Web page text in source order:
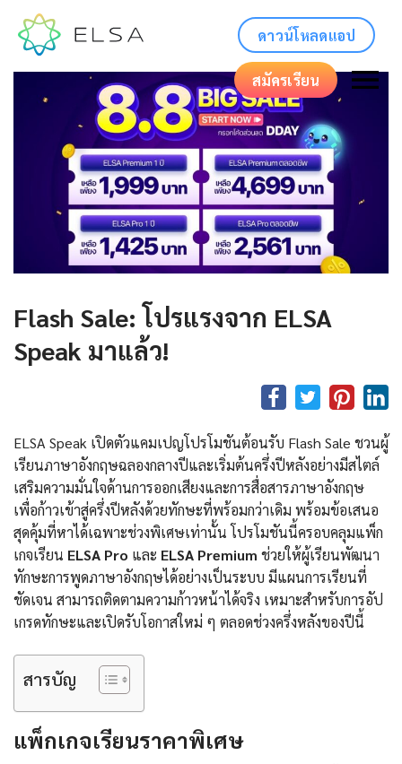
ดาวน์โหลดแอป
สมัครเรียน
Flash Sale: โปรแรงจาก ELSA
Speak มาแล้ว!
ELSA Speak เปิดตัวแคมเปญโปรโมชันต้อนรับ Flash Sale ชวนผู้
เรียนภาษาอังกฤษฉลองกลางปีและเริ่มต้นครึ่งปีหลังอย่างมีสไตล์
เสริมความมั่นใจด้านการออกเสียงและการสื่อสารภาษาอังกฤษ
เพื่อก้าวเข้าสู่ครึ่งปีหลังด้วยทักษะที่พร้อมกว่าเดิม พร้อมข้อเสนอ
สุดคุ้มที่หาได้เฉพาะช่วงพิเศษเท่านั้น โปรโมชันนี้ครอบคลุมแพ็ก
เกจเรียน ELSA Pro และ ELSA Premium ช่วยให้ผู้เรียนพัฒนา
ทักษะการพูดภาษาอังกฤษได้อย่างเป็นระบบ มีแผนการเรียนที่
ชัดเจน สามารถติดตามความก้าวหน้าได้จริง เหมาะสำหรับการอัป
เกรดทักษะและเปิดรับโอกาสใหม่ ๆ ตลอดช่วงครึ่งหลังของปีนี้
สารบัญ
แพ็กเกจเรียนราคาพิเศษ